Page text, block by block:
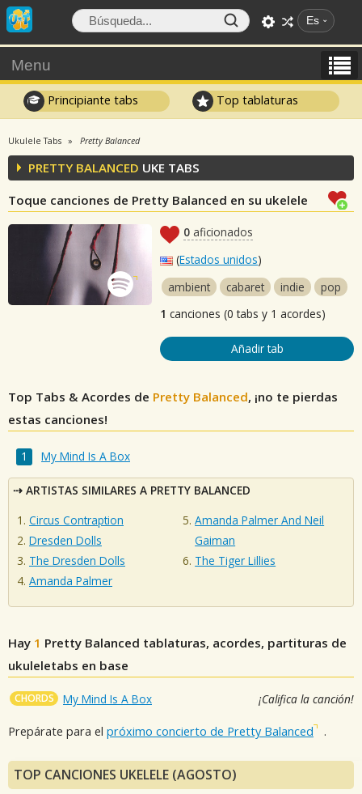
Es
Menu
Principiante tabs Top tablaturas
Ukulele Tabs Pretty Balanced
PRETTY BALANCED UKE TABS
Toque canciones de Pretty Balanced en su ukelele
0 aficionados
(Estados unidos)
ambient
cabaret indie
pop
1 canciones (0 tabs y 1 acordes)
Añadir tab
Top Tabs & Acordes de Pretty Balanced, ¡no te pierdas
estas canciones!
My Mind Is A Box
ARTISTAS SIMILARES A PRETTY BALANCED
Circus Contraption
Dresden Dolls
The Dresden Dolls
Amanda Palmer
Amanda Palmer And Neil
Gaiman
The Tiger Lillies
Hay 1 Pretty Balanced tablaturas, acordes, partituras de
ukuleletabs en base
CHORDS My Mind Is A Box ¡Califica la canción!
Prepárate para el próximo concierto de Pretty Balanced .
TOP CANCIONES UKELELE (AGOSTO)